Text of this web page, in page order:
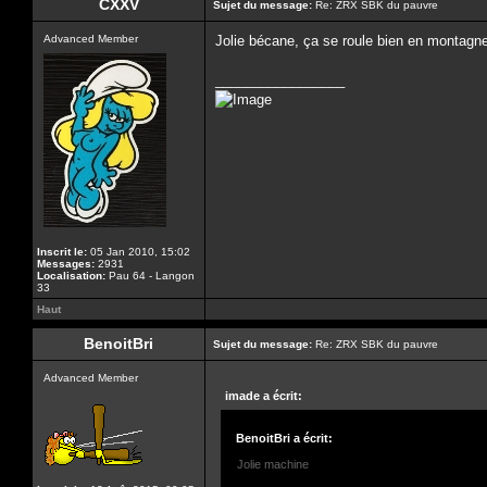
CXXV Sujet du message: Re: ZRX SBK du pauvre
Advanced Member
Inscrit le: 05 Jan 2010, 15:02
Messages: 2931
Localisation: Pau 64 - Langon
33
Jolie bécane, ça se roule bien en
Haut
BenoitBri Sujet du message: Re: ZRX SBK du pauvre
Advanced Member
imade a écrit:
BenoitBri a écrit:
Jolie machine